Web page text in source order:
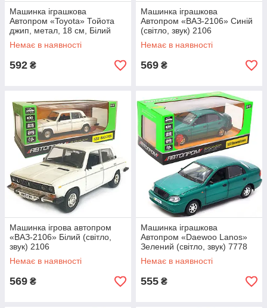
Машинка іграшкова
Автопром «Toyota» Тойота
джип, метал, 18 см, Білий
(світло, звук, двері
відчиняються) 7690
Немає в наявності
592 ₴
Машинка іграшкова
Автопром «ВАЗ-2106» Синій
(світло, звук) 2106
Немає в наявності
569 ₴
Машинка ігрова автопром
«ВАЗ-2106» Білий (світло,
звук) 2106
Немає в наявності
569 ₴
Машинка іграшкова
Автопром «Daewoo Lanos»
Зелений (світло, звук) 7778
Немає в наявності
555 ₴